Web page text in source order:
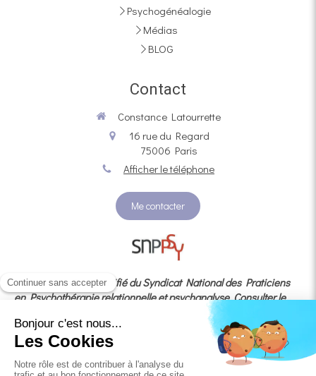
Psychogénéalogie
Médias
BLOG
Contact
Constance Latourrette
16 rue du Regard
75006 Paris
Afficher le téléphone
Me contacter
Membre adhérent certifié du Syndicat National des Praticiens
en Psychothérapie relationnelle et psychanalyseConsulter le
En cas de litige, vous avez la possibilité de recourir au
médiateur agrééMÉDIATION
CONSOMMATION DEVELOPPEMENT dédié à la médiation de la